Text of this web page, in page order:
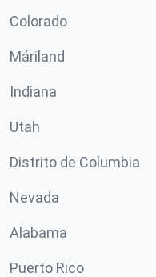
Colorado
Máriland
Indiana
Utah
Distrito de Columbia
Nevada
Alabama
Puerto Rico